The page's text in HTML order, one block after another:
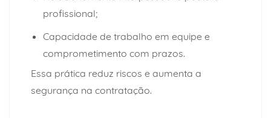
profissional;
Capacidade de trabalho em equipe e
comprometimento com prazos.
Essa prática reduz riscos e aumenta a
segurança na contratação.